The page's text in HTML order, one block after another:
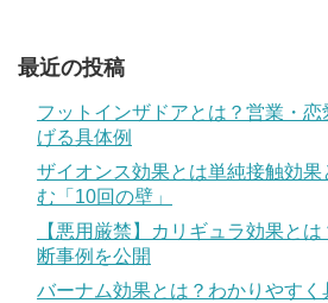
最近の投稿
フットインザドアとは？営業・
げる具体例
ザイオンス効果とは単純接触効
む「10回の壁」
【悪用厳禁】カリギュラ効果と
断事例を公開
バーナム効果とは？わかりやす